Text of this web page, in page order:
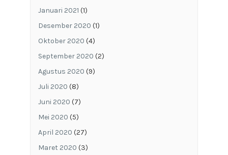
Januari 2021 (1)
Desember 2020 (1)
Oktober 2020 (4)
September 2020 (2)
Agustus 2020 (9)
Juli 2020 (8)
Juni 2020 (7)
Mei 2020 (5)
April 2020 (27)
Maret 2020 (3)